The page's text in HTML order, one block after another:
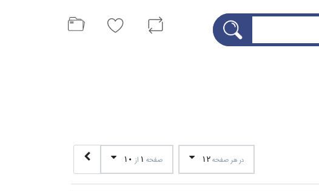
در هر صفحه12 صفحه 1 از 10